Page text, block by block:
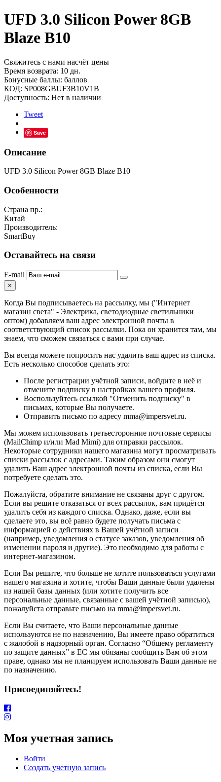
UFD 3.0 Silicon Power 8GB
Blaze B10
Свяжитесь с нами насчёт цены
Время возврата: 10 дн.
Бонусные баллы: баллов
КОД: SP008GBUF3B10V1B
Доступность: Нет в наличии
Tweet
Save
Описание
UFD 3.0 Silicon Power 8GB Blaze B10
Особенности
Страна пр.:
Китай
Производитель:
SmartBuy
Оставайтесь на связи
E-mail
×
Когда Вы подписываетесь на рассылку, мы ("Интернет
магазин света" - Электрика, светодиодные светильники
оптом) добавляем ваш адрес электронной почты в
соответствующий список рассылки. Пока он хранится там, мы
знаем, что сможем связаться с вами при случае.
Вы всегда можете попросить нас удалить ваш адрес из списка.
Есть несколько способов сделать это:
После регистрации учётной записи, войдите в неё и
отмените подписку в настройках вашего профиля.
Воспользуйтесь ссылкой "Отменить подписку" в
письмах, которые Вы получаете.
Отправить письмо по адресу mma@impersvet.ru.
Мы можем использовать третьесторонние почтовые сервисы
(MailChimp и/или Mad Mimi) для отправки рассылок.
Некоторые сотрудники нашего магазина могут просматривать
списки рассылок с адресами. Таким образом они смогут
удалить Ваш адрес электронной почты из списка, если Вы
потребуете сделать это.
Пожалуйста, обратите внимание не связаны друг с другом.
Если вы решите отказаться от всех рассылок, вам придётся
удалить себя из каждого списка. Однако, даже, если вы
сделаете это, вы всё равно будете получать письма с
информацией о действиях в Вашей учётной записи
(например, уведомления о статусе заказов, уведомления об
изменении пароля и другие). Это необходимо для работы с
интернет-магазином.
Если Вы решите, что больше не хотите пользоваться услугами
нашего магазина и хотите, чтобы Ваши данные были удалены
из нашей базы данных (или хотите получить все
персональные данные, связанные с вашей учётной записью),
пожалуйста отправьте письмо на mma@impersvet.ru.
Если Вы считаете, что Ваши персональные данные
используются не по назначению, Вы имеете право обратиться
с жалобой в надзорный орган. Согласно “Общему регламенту
по защите данных” в ЕС мы обязаны сообщить Вам об этом
праве, однако мы не планируем использовать Ваши данные не
по назначению.
Присоединяйтесь!
Моя учетная запись
Войти
Создать учетную запись